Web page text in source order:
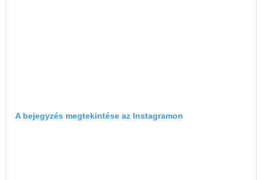
A bejegyzés megtekintése az Instagramon